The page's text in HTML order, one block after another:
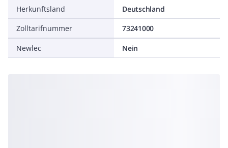
Herkunftsland
Deutschland
Zolltarifnummer
73241000
Newlec Nein